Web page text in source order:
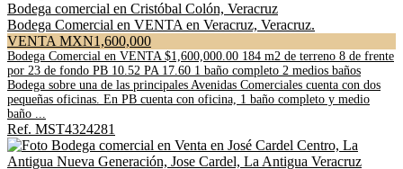
Bodega comercial en Cristóbal Colón, Veracruz
Bodega Comercial en VENTA en Veracruz, Veracruz.
VENTA MXN1,600,000
Bodega Comercial en VENTA $1,600,000.00 184 m2 de terreno 8 de frente
por 23 de fondo PB 10.52 PA 17.60 1 baño completo 2 medios baños
Bodega sobre una de las principales Avenidas Comerciales cuenta con dos
pequeñas oficinas. En PB cuenta con oficina, 1 baño completo y medio
baño ...
Ref. MST4324281